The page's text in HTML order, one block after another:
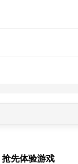
先体验游戏